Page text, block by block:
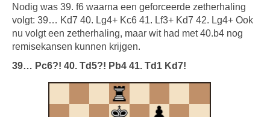
Nodig was 39. f6 waarna een geforceerde zetherhaling
volgt: 39… Kd7 40. Lg4+ Kc6 41. Lf3+ Kd7 42. Lg4+ Ook
nu volgt een zetherhaling, maar wit had met 40.b4 nog
remisekansen kunnen krijgen.
39… Pc6?! 40. Td5?! Pb4 41. Td1 Kd7!